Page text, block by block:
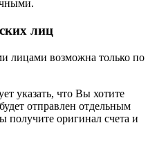
лиц
лицами возможна только по
указать, что Вы хотите
отправлен отдельным
получите оригинал счета и